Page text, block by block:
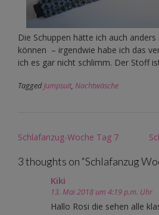
Die Schuppen hätte ich auch
können – irgendwie habe ich das
ich es gar nicht schlimm. Der Stoff
TaggedJumpsuit, Nachtwäsche
Post
Schlafanzug-Woche Tag 7
3 thoughts on “Schlafanzug
Kiki
13. Mai 2018 um 4:19 p.m. Uhr
Hallo Rosi die sehen alle